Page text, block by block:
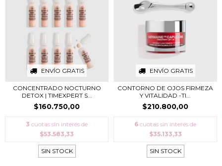
ENVÍO GRATIS
CONCENTRADO NOCTURNO
DETOX | TIMEXPERT S...
$160.750,00
3 cuotas sin interés de
$53.583,33
SIN STOCK
ENVÍO GRATIS
CONTORNO DE OJOS FIRMEZA
Y VITALIDAD -TI...
$210.800,00
6 cuotas sin interés de
$35.133,33
SIN STOCK